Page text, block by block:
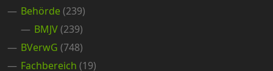
Behörde(239)
BMJV(239)
BVerwG (748)
Fachbereich (19)